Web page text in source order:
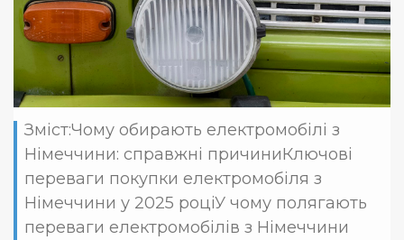
Зміст:Чому обирають електромобілі з
Німеччини: справжні причиниКлючові
переваги покупки електромобіля з
Німеччини у 2025 роціУ чому полягають
переваги електромобілів з Німеччини